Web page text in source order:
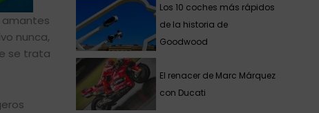
amantes
nunca,
se trata
Los 10 coches más rápidos
de la historia de
Goodwood
El renacer de Marc Márquez
con Ducati